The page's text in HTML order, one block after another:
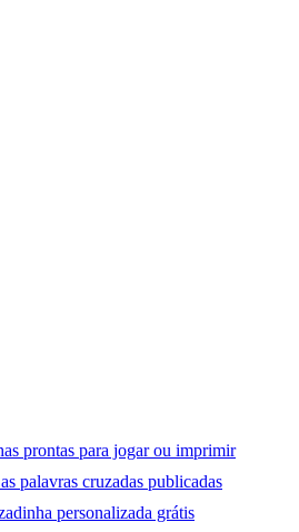
prontas para jogar ou imprimir
palavras cruzadas publicadas
personalizada grátis